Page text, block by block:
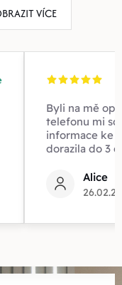
VÍCE
Byli na mě
telefonu mi
informace ke
dorazila do 3
Alice